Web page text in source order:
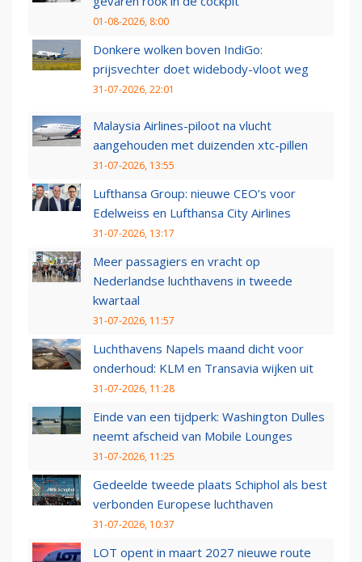
01-08-2026, 8:00
Donkere wolken boven IndiGo:
prijsvechter doet widebody-vloot weg
31-07-2026, 22:01
Malaysia Airlines-piloot na vlucht
aangehouden met duizenden xtc-pillen
31-07-2026, 13:55
Lufthansa Group: nieuwe CEO’s voor
Edelweiss en Lufthansa City Airlines
31-07-2026, 13:17
Meer passagiers en vracht op
Nederlandse luchthavens in tweede
kwartaal
31-07-2026, 11:57
Luchthavens Napels maand dicht voor
onderhoud: KLM en Transavia wijken uit
31-07-2026, 11:28
Einde van een tijdperk: Washington Dulles
neemt afscheid van Mobile Lounges
31-07-2026, 11:25
Gedeelde tweede plaats Schiphol als best
verbonden Europese luchthaven
31-07-2026, 10:37
LOT opent in maart 2027 nieuwe route